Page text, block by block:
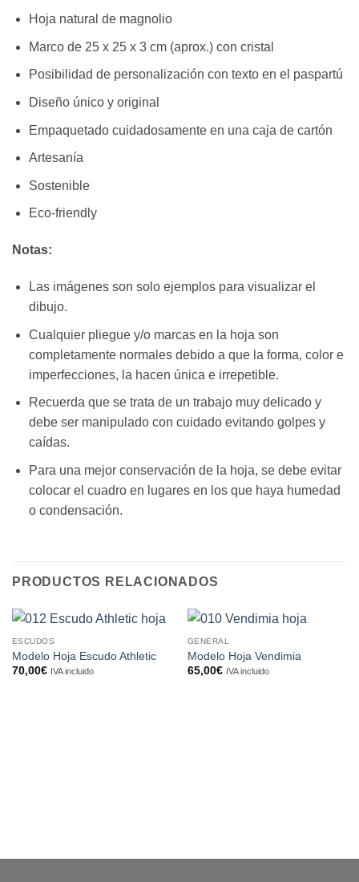
Hoja natural de magnolio
Marco de 25 x 25 x 3 cm (aprox.) con cristal
Posibilidad de personalización con texto en el paspartú
Diseño único y original
Empaquetado cuidadosamente en una caja de cartón
Artesanía
Sostenible
Eco-friendly
Notas:
Las imágenes son solo ejemplos para visualizar el
dibujo.
Cualquier pliegue y/o marcas en la hoja son
completamente normales debido a que la forma, color e
imperfecciones, la hacen única e irrepetible.
Recuerda que se trata de un trabajo muy delicado y
debe ser manipulado con cuidado evitando golpes y
caídas.
Para una mejor conservación de la hoja, se debe evitar
colocar el cuadro en lugares en los que haya humedad
o condensación.
PRODUCTOS RELACIONADOS
ESCUDOS
Modelo Hoja Escudo Athletic
70,00€ IVA incluido
GENERAL
Modelo Hoja Vendimia
65,00€ IVA incluido